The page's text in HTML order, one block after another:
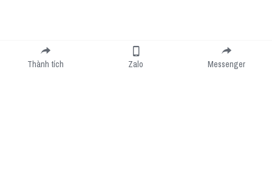
Submit
Thành tích Zalo Messenger